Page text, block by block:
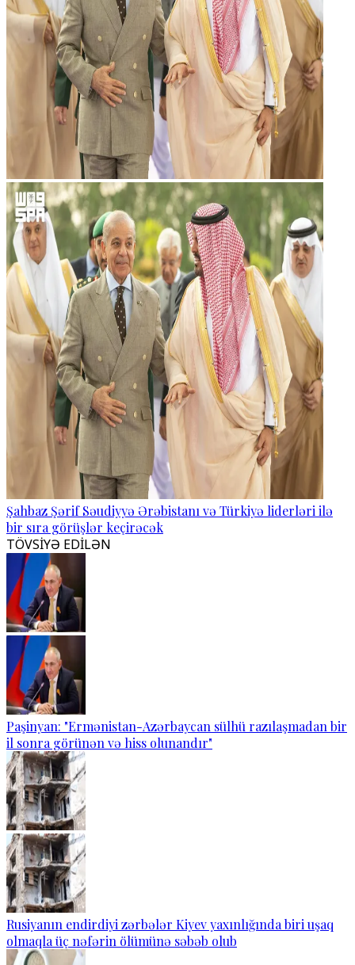
Şahbaz Şərif Səudiyyə Ərəbistanı və Türkiyə liderləri ilə
bir sıra görüşlər keçirəcək
TÖVSİYƏ EDİLƏN
Paşinyan: "Ermənistan-Azərbaycan sülhü razılaşmadan bir
il sonra görünən və hiss olunandır"
Rusiyanın endirdiyi zərbələr Kiyev yaxınlığında biri uşaq
olmaqla üç nəfərin ölümünə səbəb olub